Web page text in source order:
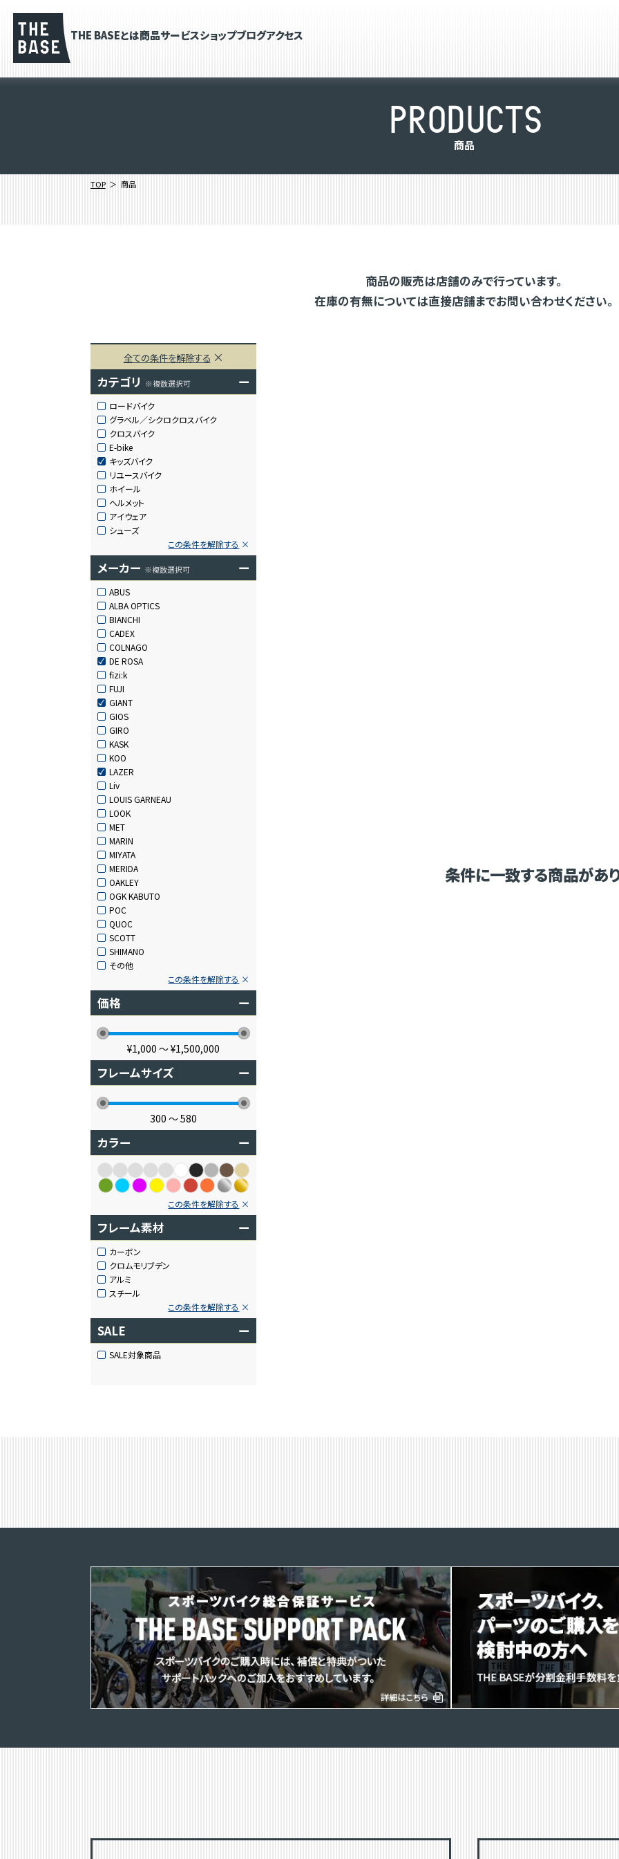
THE BASEとは商品サービスショップブログアクセス
PRODUCTS
商品
TOP 商品
商品の販売は店舗のみで行っています。
在庫の有無については直接店舗までお問い合わせください。
全ての条件を解除する
カテゴリ ※複数選択可 ー
ロードバイク
グラベル／シクロクロスバイク
クロスバイク
E-bike
キッズバイク
リユースバイク
ホイール
ヘルメット
アイウェア
シューズ
この条件を解除する
メーカー ※複数選択可 ー
ABUS
ALBA OPTICS
BIANCHI
CADEX
COLNAGO
DE ROSA
fizi:k
FUJI
GIANT
GIOS
GIRO
KASK
KOO
LAZER
Liv
LOUIS GARNEAU
LOOK
MET
MARIN
MIYATA
MERIDA
OAKLEY
OGK KABUTO
POC
QUOC
SCOTT
SHIMANO
その他
この条件を解除する
価格 ー
¥1,000 〜¥1,500,000
フレームサイズ ー
300 〜580
カラー ー
この条件を解除する
フレーム素材 ー
カーボン
クロムモリブデン
アルミ
スチール
この条件を解除する
SALE ー
SALE対象商品
条件に一致する商品があ